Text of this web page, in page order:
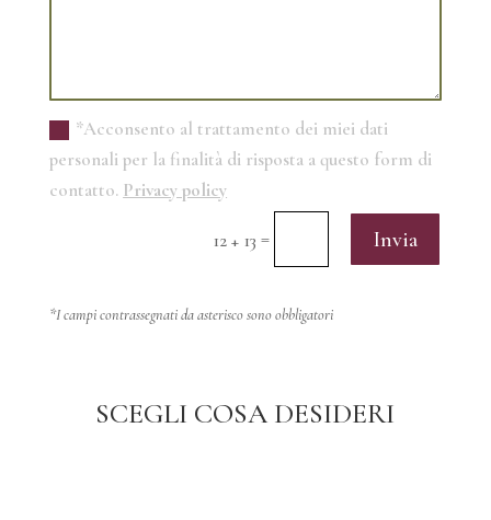
*Acconsento al trattamento dei miei dati
personali per la finalità di risposta a questo form di
contatto. Privacy policy
12 + 13 = Invia
*I campi contrassegnati da asterisco sono obbligatori
SCEGLI COSA DESIDERI